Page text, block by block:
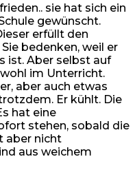
sie hat sich ein
gewünscht.
erfüllt den
bedenken, weil er
ist. Aber selbst auf
im Unterricht.
aber auch etwas
Er kühlt. Die
hat eine
stehen, sobald die
aber nicht
aus weichem